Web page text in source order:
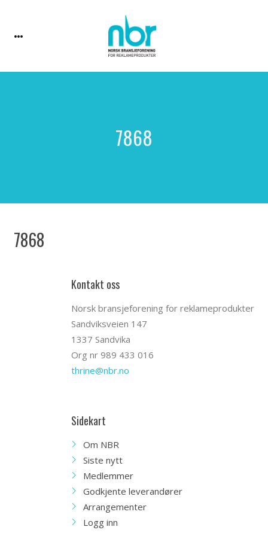
7868
7868
Kontakt oss
Norsk bransjeforening for reklameprodukter
Sandviksveien 147
1337 Sandvika
Org nr 989 433 016
thrine@nbr.no
Sidekart
Om NBR
Siste nytt
Medlemmer
Godkjente leverandører
Arrangementer
Logg inn